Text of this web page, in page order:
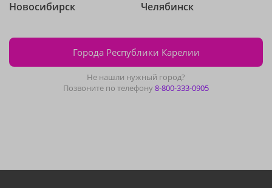
Новосибирск
Челябинск
Города Республики Карелии
Не нашли нужный город?
Позвоните по телефону8-800-333-0905